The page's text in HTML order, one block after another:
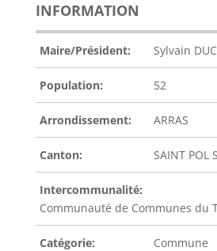
INFORMATION
Maire/Président: Sylvain
Population: 52
Arrondissement: ARRAS
Canton: SAINT POL
Intercommunalité:
Communauté de Communes du
Catégorie: Commune